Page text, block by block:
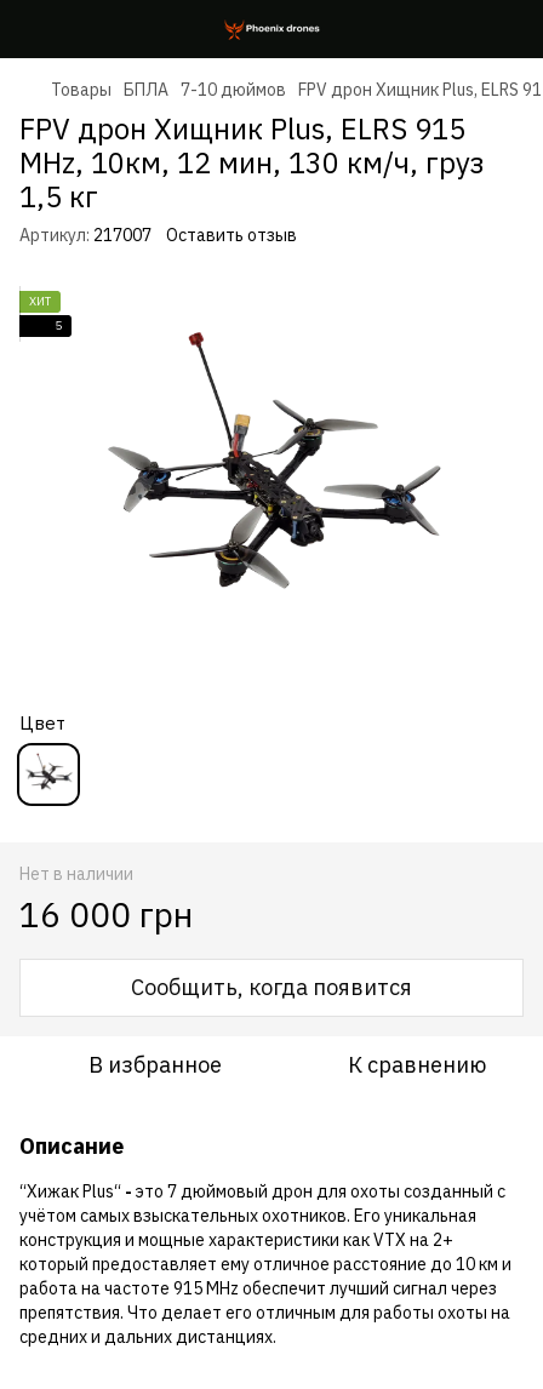
Товары БПЛА 7-10 дюймов FPV дрон Хищник Plus, ELRS
FPV дрон Хищник Plus, ELRS 915
MHz, 10км, 12 мин, 130 км/ч, груз
1,5 кг
Артикул: 217007 Оставить отзыв
ХИТ
5
Цвет
Нет в наличии
16 000 грн
Сообщить, когда появится
В избранное К сравнению
Описание
“Хижак Plus“ - это 7 дюймовый дрон для охоты созданный с
учётом самых взыскательных охотников. Его уникальная
конструкция и мощные характеристики как VTX на 2+
который предоставляет ему отличное расстояние до 10 км и
работа на частоте 915 MHz обеспечит лучший сигнал через
препятствия. Что делает его отличным для работы охоты на
средних и дальних дистанциях.